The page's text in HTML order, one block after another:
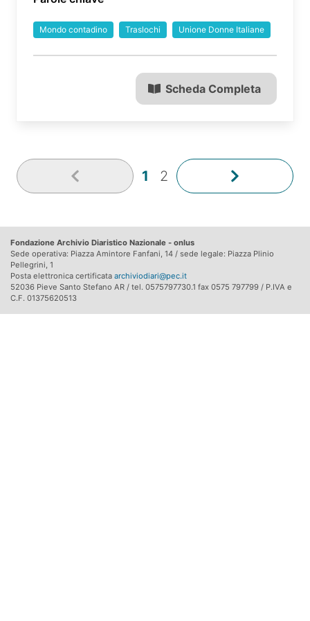
Mondo contadino Traslochi Unione Donne Italiane
Scheda Completa
1 2
Fondazione Archivio Diaristico Nazionale - onlus
Sede operativa: Piazza Amintore Fanfani, 14 / sede legale: Piazza Plinio
Pellegrini, 1
Posta elettronica certificata archiviodiari@pec.it
52036 Pieve Santo Stefano AR / tel. 0575797730.1 fax 0575 797799 / P.IVA e
C.F. 01375620513